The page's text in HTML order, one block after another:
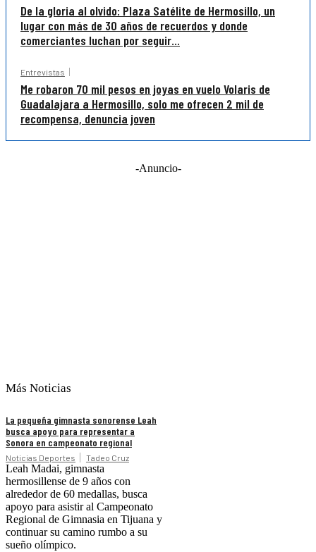
De la gloria al olvido: Plaza Satélite de Hermosillo, un
lugar con más de 30 años de recuerdos y donde
comerciantes luchan por seguir...
Entrevistas
Me robaron 70 mil pesos en joyas en vuelo Volaris de
Guadalajara a Hermosillo, solo me ofrecen 2 mil de
recompensa, denuncia joven
-Anuncio-
Más Noticias
La pequeña gimnasta sonorense Leah
busca apoyo para representar a
Sonora en campeonato regional
Noticias Deportes Tadeo Cruz
Leah Madai, gimnasta
hermosillense de 9 años con
alrededor de 60 medallas, busca
apoyo para asistir al Campeonato
Regional de Gimnasia en Tijuana y
continuar su camino rumbo a su
sueño olímpico.